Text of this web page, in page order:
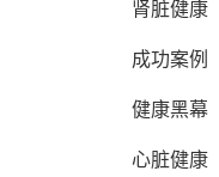
肾脏健康
成功案例
健康黑幕
心脏健康